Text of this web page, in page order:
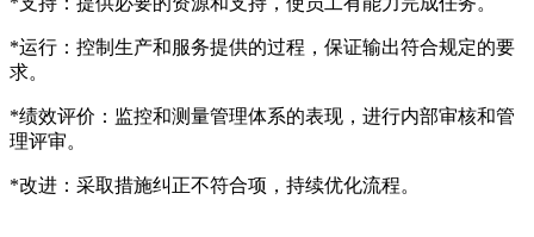
*运行：控制生产和服务提供的过程，保证输出符合规定的要
求。
*绩效评价：监控和测量管理体系的表现，进行内部审核和管
理评审。
*改进：采取措施纠正不符合项，持续优化流程。